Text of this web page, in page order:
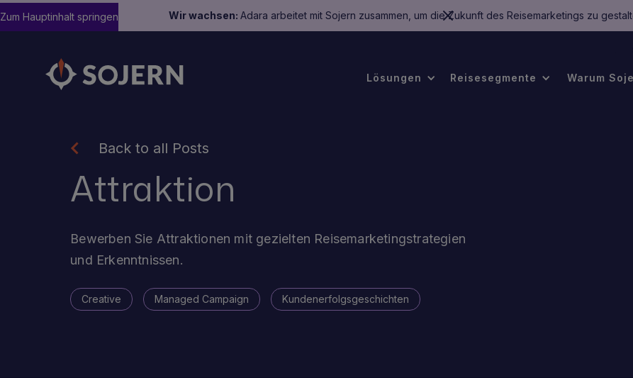
Wir wachsen: Adara arbeitet mit Sojern zusammen, um die Zukunft des Reisemarketings zu
Zum Hauptinhalt springen
Lösungen Reisesegmente Warum
Back to all Posts
Attraktion
Bewerben Sie Attraktionen mit gezielten Reisemarketingstrategien
und Erkenntnissen.
Creative Managed Campaign Kundenerfolgsgeschichten